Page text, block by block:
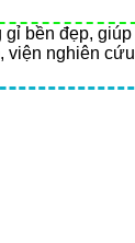
bền đẹp,
viện nghiên